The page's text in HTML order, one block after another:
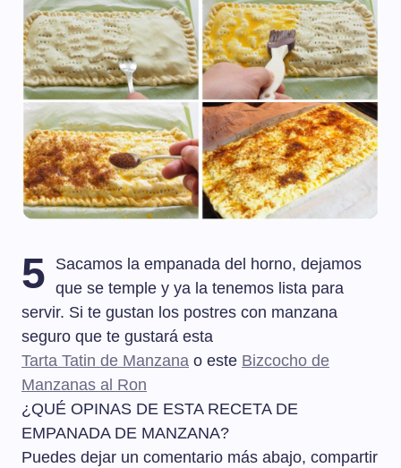
5
Sacamos la empanada del horno, dejamos
que se temple y ya la tenemos lista para
servir. Si te gustan los postres con manzana
seguro que te gustará esta
Tarta Tatin de Manzana o este Bizcocho de
Manzanas al Ron
¿QUÉ OPINAS DE ESTA RECETA DE
EMPANADA DE MANZANA?
Puedes dejar un comentario más abajo, compartir